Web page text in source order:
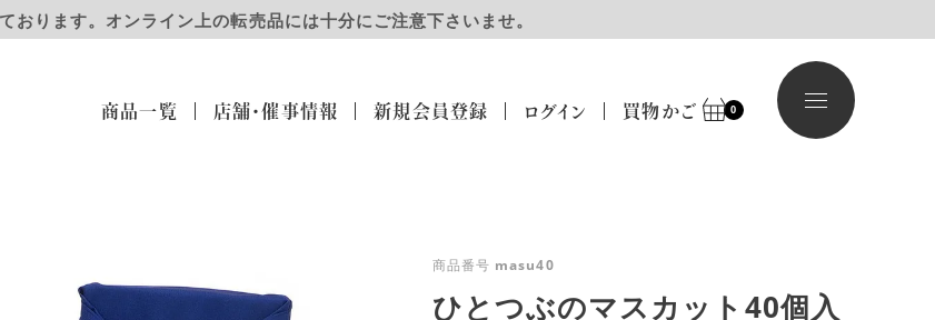
おります。オンライン上の転売品には十分にご注意下さいませ。
商品一覧 店舗・催事情報 新規会員登録 ログイン 買物かご 0
商品番号 masu40
ひとつぶのマスカット40個入